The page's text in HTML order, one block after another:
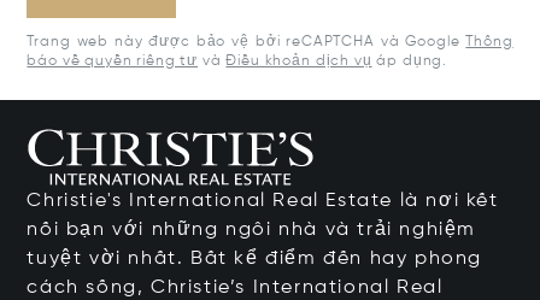
Trang web này được bảo vệ bởi reCAPTCHA và Google
Thông
báo về quyền riêng tư vàĐiều khoản dịch vụ áp dụng.
Christie's International Real Estate là nơi kết
nối bạn với những ngôi nhà và trải nghiệm
tuyệt vời nhất. Bất kể điểm đến hay phong
cách sống, Christie’s International Real